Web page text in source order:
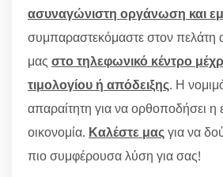
ασυναγώνιστη οργάνωση και
συμπαραστεκόμαστε στον πελάτη
μας στο τηλεφωνικό κέντρο
τιμολογίου ή απόδειξης. Η
απαραίτητη για να ορθοποδήσει η
οικονομία. Καλέστε μαςγια να
πιο συμφέρουσα λύση για σας!